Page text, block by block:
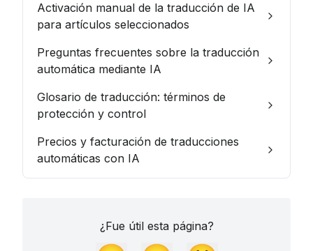
Activación manual de la traducción de IA
para artículos seleccionados
Preguntas frecuentes sobre la traducción
automática mediante IA
Glosario de traducción: términos de
protección y control
Precios y facturación de traducciones
automáticas con IA
¿Fue útil esta página?